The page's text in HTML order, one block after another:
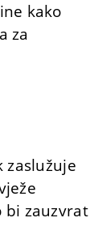
kako
za
zaslužuje
bi zauzvrat